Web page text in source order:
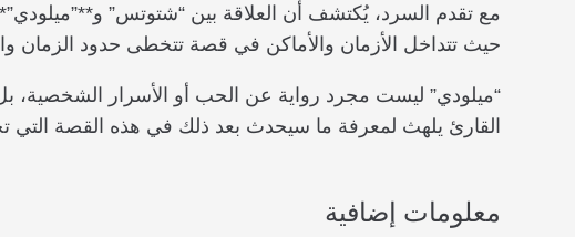
مع تقدم السرد، يُكتشف أن العلاقة بين “شتوتس”
حيث تتداخل الأزمان والأماكن في قصة تتخطى حدود الزمان
“ميلودي” ليست مجرد رواية عن الحب أو الأسرار الشخصية،
القارئ يلهث لمعرفة ما سيحدث بعد ذلك في هذه القصة التي
معلومات إضافية